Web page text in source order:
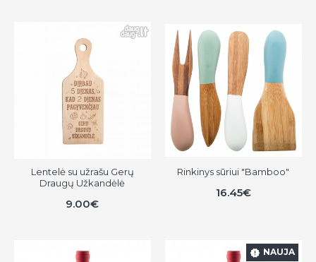
Lentelė su užrašu Gerų
Draugų Užkandėlė
9.00€
Rinkinys sūriui "Bamboo"
16.45€
NAUJA